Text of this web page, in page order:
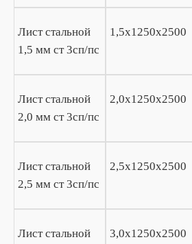
Лист стальной
1,5 мм ст 3сп/пс
1,5х1250х2500
Лист стальной
2,0 мм ст 3сп/пс
2,0х1250х2500
Лист стальной
2,5 мм ст 3сп/пс
2,5х1250х2500
Лист стальной
3,0х1250х2500